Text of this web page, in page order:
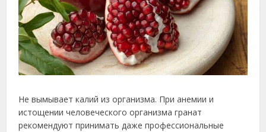
Не вымывает калий из организма. При анемии и
истощении человеческого организма гранат
рекомендуют принимать даже профессиональные